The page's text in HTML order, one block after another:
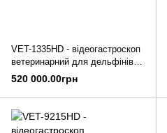
VET-1335HD - відеогастроскоп
ветеринарний для дельфінів,
AOHUA
520 000.00грн